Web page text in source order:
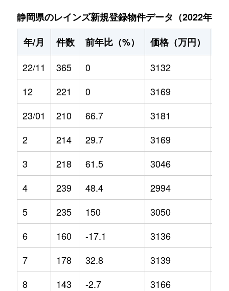
静岡県のレインズ新規登録物件データ（2022年11
年/月
件数 前年比（%） 価格（万円）
22/11
365 0 3132
12
221 0 3169
23/01
210 66.7 3181
2
214 29.7 3169
3
218 61.5 3046
4
239 48.4 2994
5
235 150 3050
6
160 -17.1 3136
7
178 32.8 3139
8
143 -2.7 3166